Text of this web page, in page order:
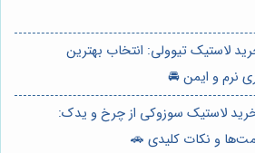
لاستیک تیوولی: انتخاب بهترین
نرم و ایمن 🚘
لاستیک سوزوکی از چرخ و یدک:
و نکات کلیدی 🚗